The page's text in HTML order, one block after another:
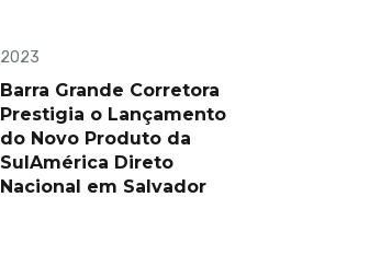
2023
Barra Grande Corretora
Prestigia o Lançamento
do Novo Produto da
SulAmérica Direto
Nacional em Salvador